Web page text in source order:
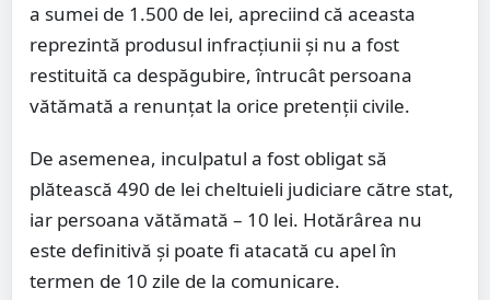
a sumei de 1.500 de lei, apreciind că aceasta
reprezintă produsul infracțiunii și nu a fost
restituită ca despăgubire, întrucât persoana
vătămată a renunțat la orice pretenții civile.
De asemenea, inculpatul a fost obligat să
plătească 490 de lei cheltuieli judiciare către stat,
iar persoana vătămată – 10 lei. Hotărârea nu
este definitivă și poate fi atacată cu apel în
termen de 10 zile de la comunicare.